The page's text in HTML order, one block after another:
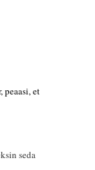
peaasi, et
seda